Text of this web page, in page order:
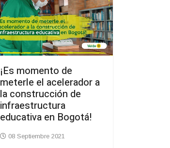
¡Es momento de
meterle el acelerador a
la construcción de
infraestructura
educativa en Bogotá!
08 Septiembre 2021